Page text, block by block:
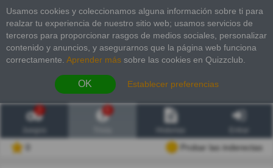
Usamos cookies y coleccionamos alguna información sobre ti para
realzar tu experiencia de nuestro sitio web; usamos servicios de
terceros para proporcionar rasgos de medios sociales, personalizar
contenido y anuncios, y asegurarnos que la página web funciona
correctamente. Aprender más sobre las cookies en Quizzclub.
OK Establecer preferencias
2
Probar las inderectas